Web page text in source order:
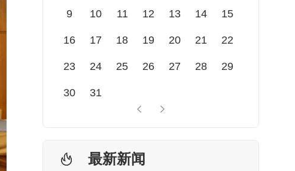
9 10 11 12 13 14 15
16 17 18 19 20 21 22
23 24 25 26 27 28 29
30 31
最新新闻